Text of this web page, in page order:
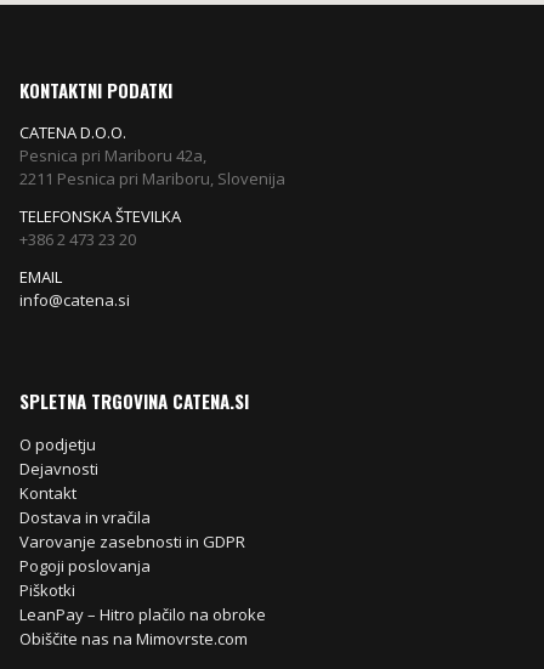
KONTAKTNI PODATKI
CATENA D.O.O.
Pesnica pri Mariboru 42a,
2211 Pesnica pri Mariboru, Slovenija
TELEFONSKA ŠTEVILKA
+386 2 473 23 20
EMAIL
info@catena.si
SPLETNA TRGOVINA CATENA.SI
O podjetju
Dejavnosti
Kontakt
Dostava in vračila
Varovanje zasebnosti in GDPR
Pogoji poslovanja
Piškotki
LeanPay – Hitro plačilo na obroke
Obiščite nas na Mimovrste.com